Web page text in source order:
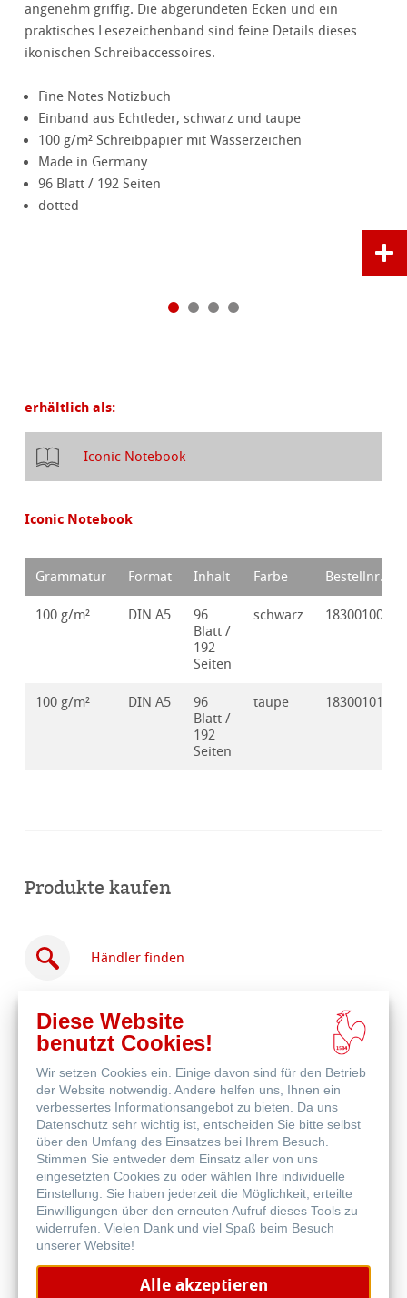
angenehm griffig. Die abgerundeten Ecken und ein
praktisches Lesezeichenband sind feine Details dieses
ikonischen Schreibaccessoires.
Fine Notes Notizbuch
Einband aus Echtleder, schwarz und taupe
100 g/m² Schreibpapier mit Wasserzeichen
Made in Germany
96 Blatt / 192 Seiten
dotted
erhältlich als:
Iconic Notebook
Iconic Notebook
Grammatur Format Inhalt Farbe Bestellnr.
100 g/m² DIN A5
96
Blatt /
192
Seiten
schwarz 18300100
100 g/m² DIN A5
96
Blatt /
192
Seiten
taupe 18300101
Produkte kaufen
Händler finden
Online
kaufen
Weitere Produkte
Diese Website
benutzt Cookies!
Wir setzen Cookies ein. Einige davon sind für den Betrieb
der Website notwendig. Andere helfen uns, Ihnen ein
verbessertes Informationsangebot zu bieten. Da uns
Datenschutz sehr wichtig ist, entscheiden Sie bitte selbst
über den Umfang des Einsatzes bei Ihrem Besuch.
Stimmen Sie entweder dem Einsatz aller von uns
eingesetzten Cookies zu oder wählen Ihre individuelle
Einstellung. Sie haben jederzeit die Möglichkeit, erteilte
Einwilligungen über den erneuten Aufruf dieses Tools zu
widerrufen. Vielen Dank und viel Spaß beim Besuch
unserer Website!
Alle akzeptieren